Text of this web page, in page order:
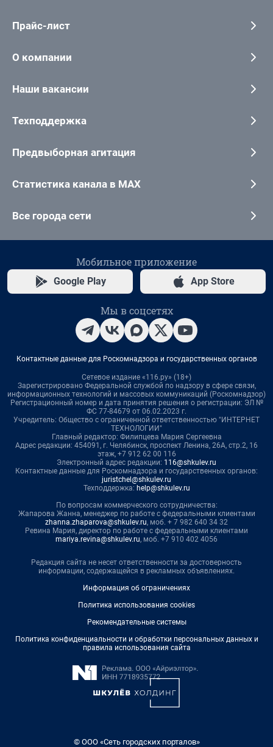
Прайс-лист
О компании
Наши вакансии
Техподдержка
Предвыборная агитация
Статистика канала в MAX
Все города сети
Мобильное приложение
Google Play App Store
Мы в соцсетях
Контактные данные для Роскомнадзора и государственных органов
Сетевое издание «116.ру» (18+)
Зарегистрировано Федеральной службой по надзору в сфере связи,
информационных технологий и массовых коммуникаций (Роскомнадзор)
Регистрационный номер и дата принятия решения о регистрации: ЭЛ №
ФС 77-84679 от 06.02.2023 г.
Учредитель: Общество с ограниченной ответственностью "ИНТЕРНЕТ
ТЕХНОЛОГИИ"
Главный редактор: Филипцева Мария Сергеевна
Адрес редакции: 454091, г. Челябинск, проспект Ленина, 26А, стр.2, 16
этаж, +7 912 62 00 116
Электронный адрес редакции: 116@shkulev.ru
Контактные данные для Роскомнадзора и государственных органов:
juristchel@shkulev.ru
Техподдержка: help@shkulev.ru
По вопросам коммерческого сотрудничества:
Жапарова Жанна, менеджер по работе с федеральными клиентами
zhanna.zhaparova@shkulev.ru, моб. + 7 982 640 34 32
Ревина Мария, директор по работе с федеральными клиентами
mariya.revina@shkulev.ru, моб. +7 910 402 4056
Редакция сайта не несет ответственности за достоверность
информации, содержащейся в рекламных объявлениях.
Информация об ограничениях
Политика использования cookies
Рекомендательные системы
Политика конфиденциальности и обработки персональных данных и
правила использования сайта
© ООО «Сеть городских порталов»